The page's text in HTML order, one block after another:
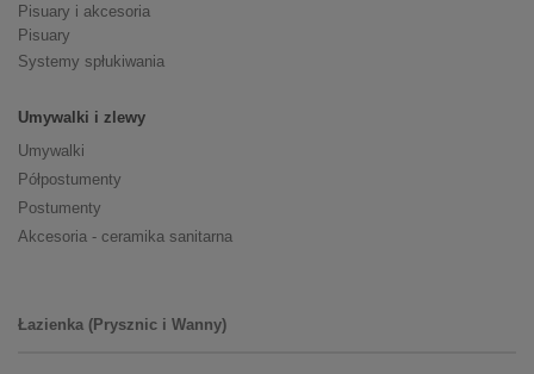
Pisuary i akcesoria
Pisuary
Systemy spłukiwania
Umywalki i zlewy
Umywalki
Półpostumenty
Postumenty
Akcesoria - ceramika sanitarna
Łazienka (Prysznic i Wanny)